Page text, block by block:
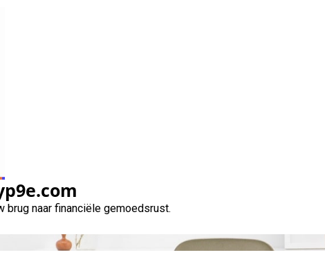
brug naar financiële gemoedsrust.